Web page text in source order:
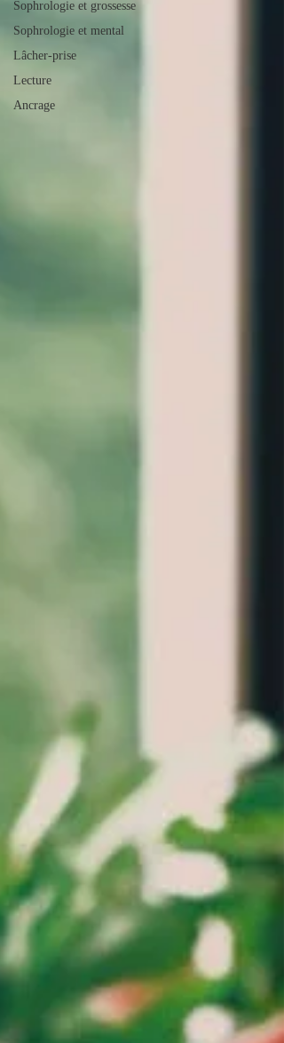
Sophrologie et grossesse
Sophrologie et mental
Lâcher-prise
Lecture
Ancrage